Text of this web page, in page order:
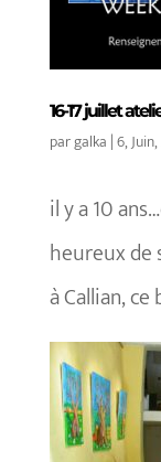
16-17 juillet
pargalka |6,
il y a 10
heureux de
à Callian,